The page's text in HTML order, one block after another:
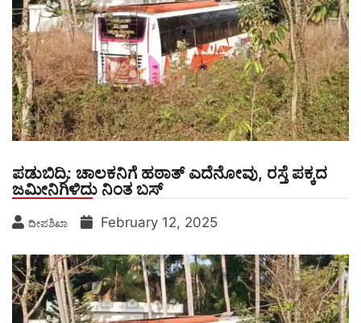
ಪಡುಬಿದ್ರಿ: ಚಾಲಕನಿಗೆ ಹಠಾತ್ ಎದೆನೋವು, ರಸ್ತೆ ಪಕ್ಕದ
ಜಮೀನಿಗಿಳಿದು ನಿಂತ ಬಸ್
ದೀಪಶಿಖಾ February 12, 2025